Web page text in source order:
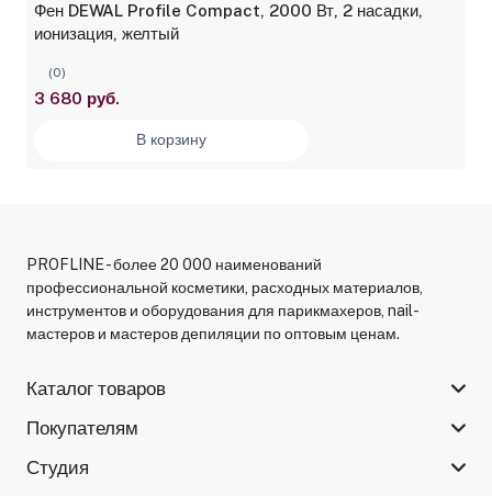
Фен DEWAL Profile Compact, 2000 Вт, 2 насадки,
ионизация, желтый
(0)
3 680 руб.
В корзину
PROFLINE - более 20 000 наименований
профессиональной косметики, расходных материалов,
инструментов и оборудования для парикмахеров, nail-
мастеров и мастеров депиляции по оптовым ценам.
Каталог товаров
Покупателям
Студия